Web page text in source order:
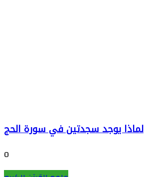
لماذا يوجد سجدتين في سورة الحج
0